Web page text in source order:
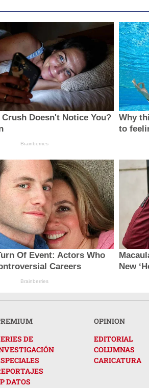
Doesn't Notice You?
Brainberries
Why
to
Of Event: Actors Who
Careers
Brainberries
New
DE
DATOS
OPINION
EDITORIAL
COLUMNAS
CARICATURA